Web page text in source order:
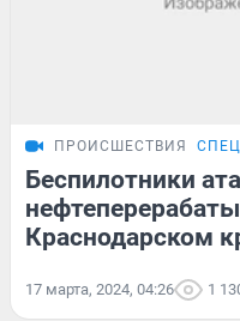
ПРОИСШЕСТВИЯ
Беспилотники
Краснодарском
17 марта, 2024, 04:26 1